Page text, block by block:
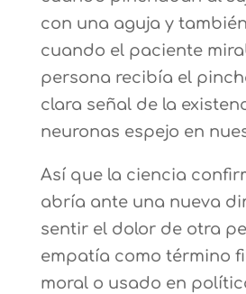
con una aguja y
cuando el paciente
persona recibía el
clara señal de la
neuronas espejo en
Así que la ciencia
abría ante una nueva
sentir el dolor de otra
empatía como término
moral o usado en